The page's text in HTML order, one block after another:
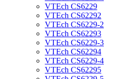
VTEch CS6229
VTEch CS62292
VTEch CS6229-2
VTEch CS62293
VTEch CS6229-3
VTEch CS62294
VTEch CS6229-4
VTEch CS62295